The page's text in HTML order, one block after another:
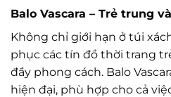
Balo Vascara – Trẻ trung
Không chỉ giới hạn ở túi
phục các tín đồ thời trang
đầy phong cách. Balo
hiện đại, phù hợp cho cả